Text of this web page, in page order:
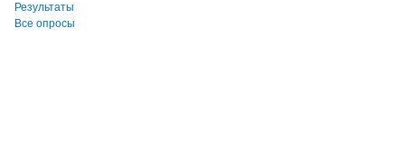
Результаты
Все опросы